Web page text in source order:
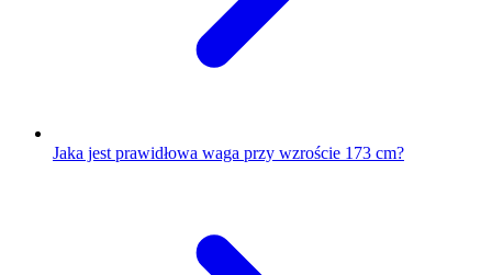
Jaka jest prawidłowa waga przy wzroście 173 cm?